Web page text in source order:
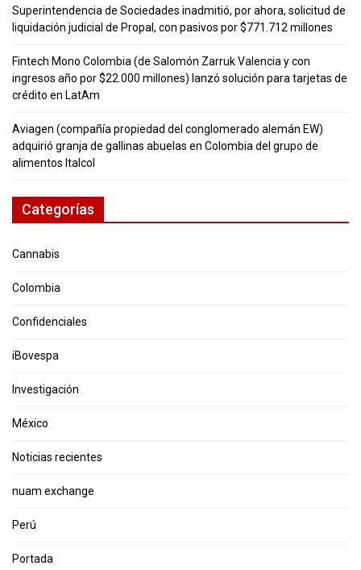
Superintendencia de Sociedades inadmitió, por ahora, solicitud de
liquidación judicial de Propal, con pasivos por $771.712 millones
Fintech Mono Colombia (de Salomón Zarruk Valencia y con
ingresos año por $22.000 millones) lanzó solución para tarjetas de
crédito en LatAm
Aviagen (compañía propiedad del conglomerado alemán EW)
adquirió granja de gallinas abuelas en Colombia del grupo de
alimentos Italcol
Categorías
Cannabis
Colombia
Confidenciales
iBovespa
Investigación
México
Noticias recientes
nuam exchange
Perú
Portada